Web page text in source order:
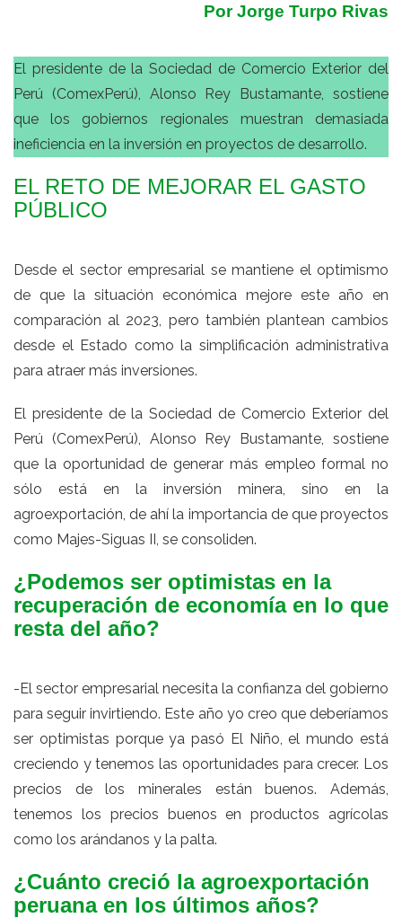
Por Jorge Turpo Rivas
El presidente de la Sociedad de Comercio Exterior del
Perú (ComexPerú), Alonso Rey Bustamante, sostiene
que los gobiernos regionales muestran demasiada
ineficiencia en la inversión en proyectos de desarrollo.
EL RETO DE MEJORAR EL GASTO
PÚBLICO
Desde el sector empresarial se mantiene el optimismo
de que la situación económica mejore este año en
comparación al 2023, pero también plantean cambios
desde el Estado como la simplificación administrativa
para atraer más inversiones.
El presidente de la Sociedad de Comercio Exterior del
Perú (ComexPerú), Alonso Rey Bustamante, sostiene
que la oportunidad de generar más empleo formal no
sólo está en la inversión minera, sino en la
agroexportación, de ahí la importancia de que proyectos
como Majes-Siguas II, se consoliden.
¿Podemos ser optimistas en la
recuperación de economía en lo que
resta del año?
-El sector empresarial necesita la confianza del gobierno
para seguir invirtiendo. Este año yo creo que deberíamos
ser optimistas porque ya pasó El Niño, el mundo está
creciendo y tenemos las oportunidades para crecer. Los
precios de los minerales están buenos. Además,
tenemos los precios buenos en productos agrícolas
como los arándanos y la palta.
¿Cuánto creció la agroexportación
peruana en los últimos años?